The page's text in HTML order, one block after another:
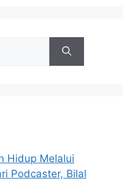
Hidup Melalui
Podcaster, Bilal